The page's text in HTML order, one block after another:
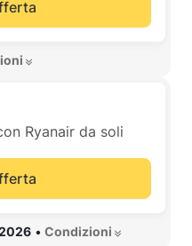
Ryanair da soli
• Condizioni